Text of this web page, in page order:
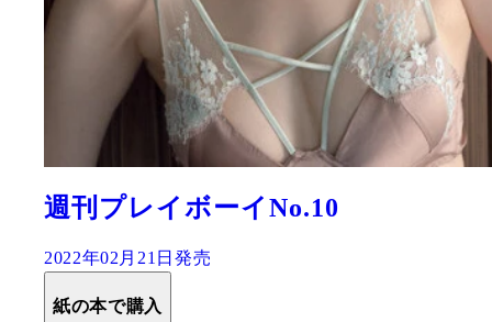
週刊プレイボーイNo.10
2022年02月21日発売
紙の本で購入